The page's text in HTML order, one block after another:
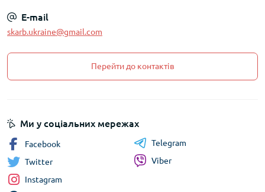
E-mail
skarb.ukraine@gmail.com
Перейти до контактів
Ми у соціальних мережах
Facebook
Twitter
Instagram
Telegram
Viber